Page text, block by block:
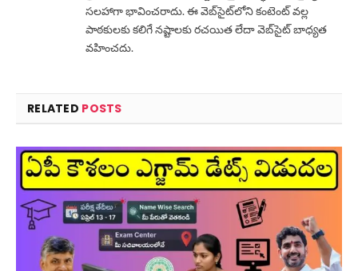
సలహాగా భావించరాదు. ఈ వెబ్‌సైట్‌లోని కంటెంట్ వల్ల
పాఠకులకు కలిగే నష్టాలకు రచయిత లేదా వెబ్‌సైట్ బాధ్యత
వహించదు.
RELATED POSTS